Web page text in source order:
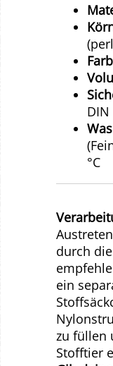
DIN
°C
durch
ein
zu füllen
Stofftier